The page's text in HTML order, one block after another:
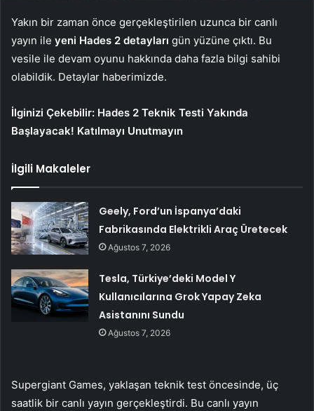
Yakın bir zaman önce gerçekleştirilen uzunca bir canlı
yayın ile yeni Hades 2 detayları gün yüzüne çıktı. Bu
vesile ile devam oyunu hakkında daha fazla bilgi sahibi
olabildik. Detaylar haberimizde.
İlginizi Çekebilir: Hades 2 Teknik Testi Yakında
Başlayacak! Katılmayı Unutmayın
İlgili Makaleler
Geely, Ford’un İspanya’daki
Fabrikasında Elektrikli Araç Üretecek
Ağustos 7, 2026
Tesla, Türkiye’deki Model Y
Kullanıcılarına Grok Yapay Zeka
Asistanını Sundu
Ağustos 7, 2026
Supergiant Games, yaklaşan teknik test öncesinde, üç
saatlik bir canlı yayın gerçekleştirdi. Bu canlı yayın